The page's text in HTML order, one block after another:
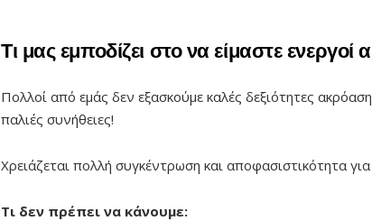
Τι μας εμποδίζει στο να είμαστε ενεργοί
Πολλοί από εμάς δεν εξασκούμε καλές δεξιότητες
παλιές συνήθειες!
Χρειάζεται πολλή συγκέντρωση και αποφασιστικότητα
Τι δεν πρέπει να κάνουμε: